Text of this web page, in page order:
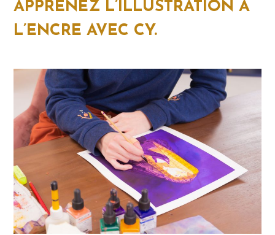
APPRENEZ L’ILLUSTRATION À
L’ENCRE AVEC CY.